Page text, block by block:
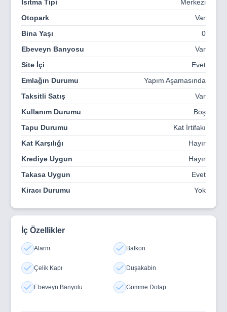
Sirius 1070 Projesi
hakkında daha fazla bilgi almak, ön
talep oluşturmak veya satış ofisine ulaşmak için bizimle
iletişime geçin. Yeni yaşamınızSirius 1070’te sizi
bekliyor!
Isıtma Tipi
Merkezi
Otopark
Var
Bina Yaşı
0
Ebeveyn Banyosu
Var
Site İçi
Evet
Emlağın Durumu
Yapım Aşamasında
Taksitli Satış
Var
Kullanım Durumu
Boş
Tapu Durumu
Kat İrtifakı
Kat Karşılığı
Hayır
Krediye Uygun
Hayır
Takasa Uygun
Evet
Kiracı Durumu
Yok
İç Özellikler
Alarm Balkon
Çelik Kapı Duşakabin
Ebeveyn Banyolu Gömme Dolap